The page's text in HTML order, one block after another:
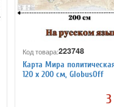
Код товара:223748
Карта Мира
120 х 200 см, GlobusOff